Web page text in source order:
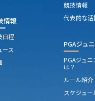
情報
日程
ース
競技情報
代表的な
PGAジュ
PGAジュニ
は？
ルール紹介
スケジュー